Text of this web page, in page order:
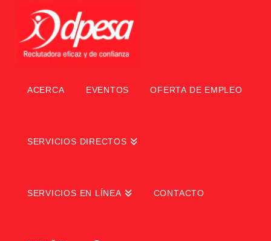
ACERCA EVENTOS OFERTA DE EMPLEO
SERVICIOS DIRECTOS
SERVICIOS EN LÍNEA CONTACTO